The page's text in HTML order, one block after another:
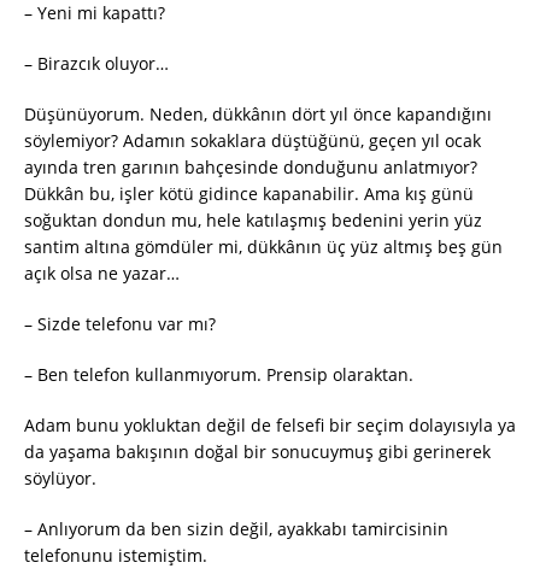
– Yeni mi kapattı?
– Birazcık oluyor…
Düşünüyorum. Neden, dükkânın dört yıl önce kapandığını
söylemiyor? Adamın sokaklara düştüğünü, geçen yıl ocak
ayında tren garının bahçesinde donduğunu anlatmıyor?
Dükkân bu, işler kötü gidince kapanabilir. Ama kış günü
soğuktan dondun mu, hele katılaşmış bedenini yerin yüz
santim altına gömdüler mi, dükkânın üç yüz altmış beş gün
açık olsa ne yazar…
– Sizde telefonu var mı?
– Ben telefon kullanmıyorum. Prensip olaraktan.
Adam bunu yokluktan değil de felsefi bir seçim dolayısıyla ya
da yaşama bakışının doğal bir sonucuymuş gibi gerinerek
söylüyor.
– Anlıyorum da ben sizin değil, ayakkabı tamircisinin
telefonunu istemiştim.